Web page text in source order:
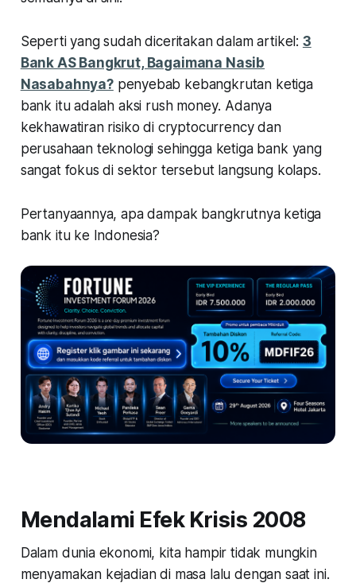
Seperti yang sudah diceritakan dalam artikel: 3
Bank AS Bangkrut, Bagaimana Nasib
Nasabahnya?penyebab kebangkrutan ketiga
bank itu adalah aksi rush money. Adanya
kekhawatiran risiko di cryptocurrency dan
perusahaan teknologi sehingga ketiga bank yang
sangat fokus di sektor tersebut langsung kolaps.
Pertanyaannya, apa dampak bangkrutnya ketiga
bank itu ke Indonesia?
Mendalami Efek Krisis 2008
Dalam dunia ekonomi, kita hampir tidak mungkin
menyamakan kejadian di masa lalu dengan saat ini.